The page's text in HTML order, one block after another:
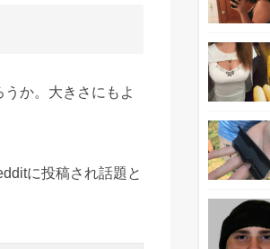
か。大きさにもよ
に投稿され話題と